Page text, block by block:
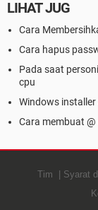
LIHAT JUG
Cara
Cara hapus
Pada saat
cpu
Windows installer
Cara membuat
Tim Syarat